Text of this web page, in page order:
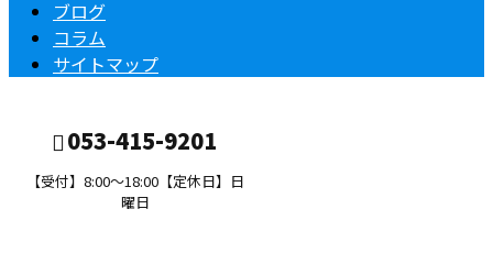
ブログ
コラム
サイトマップ
053-415-9201
【受付】8:00～18:00【定休日】日
曜日